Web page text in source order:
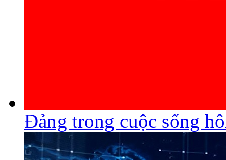
Đảng trong cuộc sống